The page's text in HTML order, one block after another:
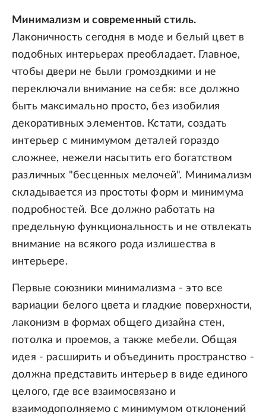
Минимализм и современный стиль.
Лаконичность сегодня в моде и белый цвет в
подобных интерьерах преобладает. Главное,
чтобы двери не были громоздкими и не
переключали внимание на себя: все должно
быть максимально просто, без изобилия
декоративных элементов. Кстати, создать
интерьер с минимумом деталей гораздо
сложнее, нежели насытить его богатством
различных "бесценных мелочей". Минимализм
складывается из простоты форм и минимума
подробностей. Все должно работать на
предельную функциональность и не отвлекать
внимание на всякого рода излишества в
интерьере.
Первые союзники минимализма - это все
вариации белого цвета и гладкие поверхности,
лаконизм в формах общего дизайна стен,
потолка и проемов, а также мебели. Общая
идея - расширить и объединить пространство -
должна представить интерьер в виде единого
целого, где все взаимосвязано и
взаимодополняемо с минимумом отклонений